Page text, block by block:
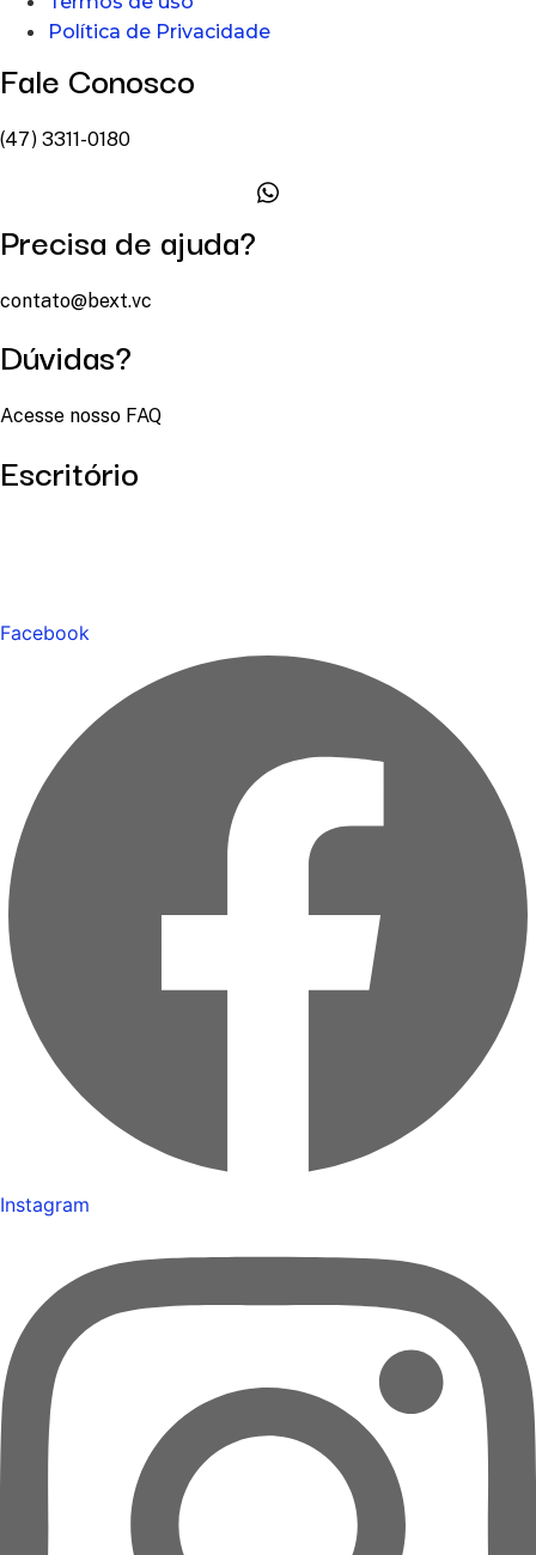
Política de Privacidade
Fale Conosco
(47) 3311-0180
Precisa de ajuda?
contato@bext.vc
Dúvidas?
Acesse nosso FAQ
Escritório
Facebook
Instagram